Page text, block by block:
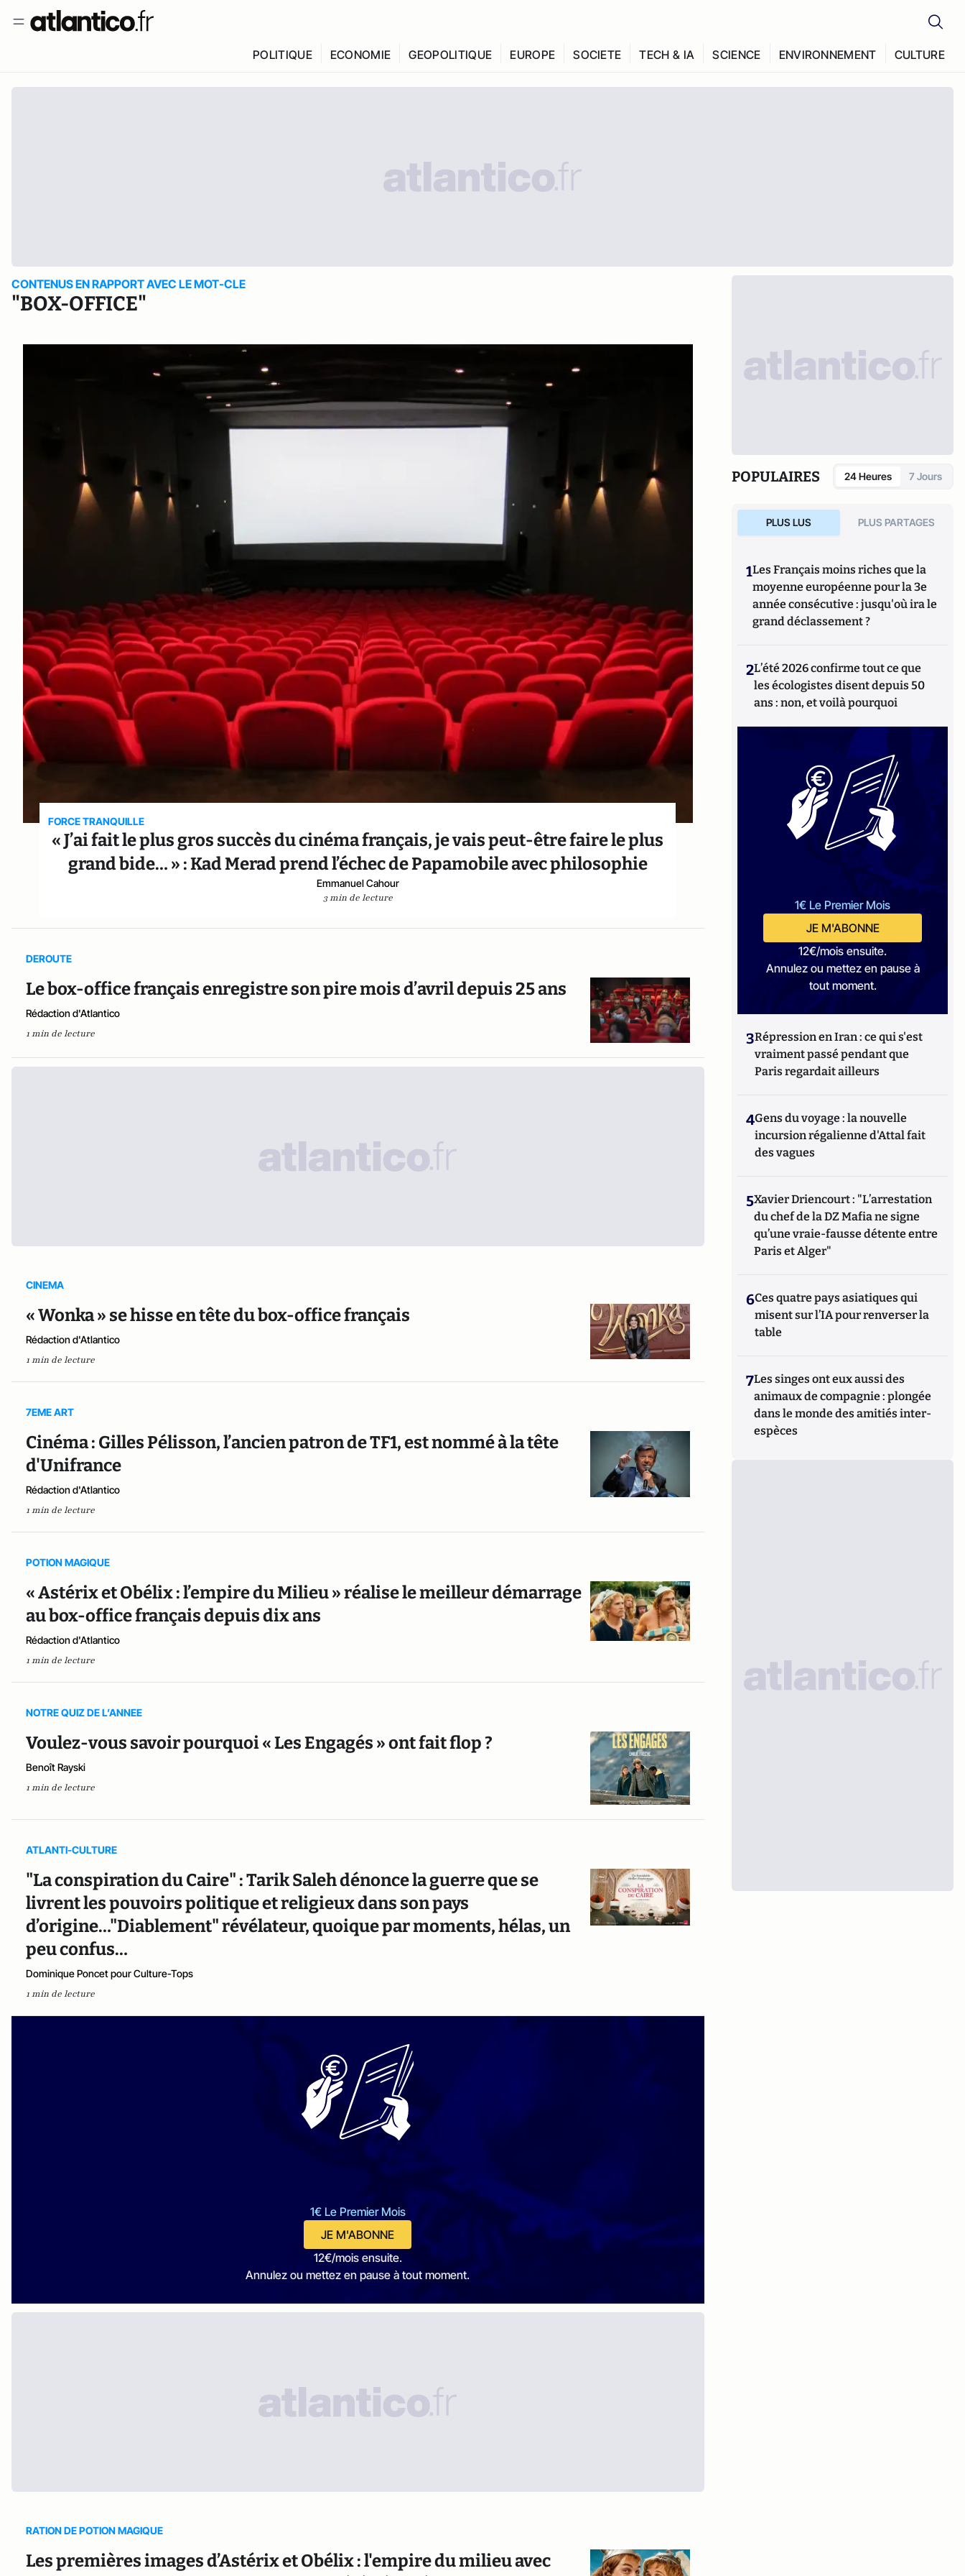
POLITIQUE ECONOMIE GEOPOLITIQUE EUROPE SOCIETE TECH & IA SCIENCE ENVIRONNEMENT CULTURE
CONTENUS EN RAPPORT AVEC LE MOT-CLE
"BOX-OFFICE"
FORCE TRANQUILLE
« J’ai fait le plus gros succès du cinéma français, je vais peut-être faire le plus
grand bide… » : Kad Merad prend l’échec de Papamobile avec philosophie
Emmanuel Cahour
3 min de lecture
DEROUTE
Le box-office français enregistre son pire mois d’avril depuis 25 ans
Rédaction d'Atlantico
1 min de lecture
CINEMA
« Wonka » se hisse en tête du box-office français
Rédaction d'Atlantico
1 min de lecture
7EME ART
Cinéma : Gilles Pélisson, l’ancien patron de TF1, est nommé à la tête
d'Unifrance
Rédaction d'Atlantico
1 min de lecture
POTION MAGIQUE
« Astérix et Obélix : l’empire du Milieu » réalise le meilleur démarrage
au box-office français depuis dix ans
Rédaction d'Atlantico
1 min de lecture
NOTRE QUIZ DE L’ANNEE
Voulez-vous savoir pourquoi « Les Engagés » ont fait flop ?
Benoît Rayski
1 min de lecture
ATLANTI-CULTURE
"La conspiration du Caire" : Tarik Saleh dénonce la guerre que se
livrent les pouvoirs politique et religieux dans son pays
d’origine…"Diablement" révélateur, quoique par moments, hélas, un
peu confus…
Dominique Poncet pour Culture-Tops
1 min de lecture
1€ Le Premier Mois
JE M'ABONNE
12€/mois ensuite.
Annulez ou mettez en pause à tout moment.
RATION DE POTION MAGIQUE
Les premières images d’Astérix et Obélix : l'empire du milieu avec
POPULAIRES 24 Heures 7 Jours
PLUS LUS PLUS PARTAGES
1Les Français moins riches que la
moyenne européenne pour la 3e
année consécutive : jusqu'où ira le
grand déclassement ?
2L’été 2026 confirme tout ce que
les écologistes disent depuis 50
ans : non, et voilà pourquoi
1€ Le Premier Mois
JE M'ABONNE
12€/mois ensuite.
Annulez ou mettez en pause à
tout moment.
3Répression en Iran : ce qui s'est
vraiment passé pendant que
Paris regardait ailleurs
4Gens du voyage : la nouvelle
incursion régalienne d'Attal fait
des vagues
5Xavier Driencourt : "L’arrestation
du chef de la DZ Mafia ne signe
qu’une vraie-fausse détente entre
Paris et Alger"
6Ces quatre pays asiatiques qui
misent sur l’IA pour renverser la
table
7Les singes ont eux aussi des
animaux de compagnie : plongée
dans le monde des amitiés inter-
espèces